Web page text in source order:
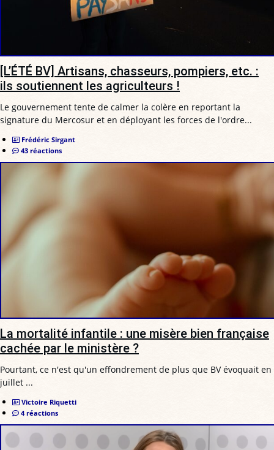
[L’ÉTÉ BV] Artisans, chasseurs, pompiers, etc. :
ils soutiennent les agriculteurs !
Le gouvernement tente de calmer la colère en reportant la
signature du Mercosur et en déployant les forces de l'ordre...
Frédéric Sirgant
43 réactions
La mortalité infantile : une misère bien française
cachée par le ministère ?
Pourtant, ce n'est qu'un effondrement de plus que BV évoquait en
juillet ...
Victoire Riquetti
4 réactions